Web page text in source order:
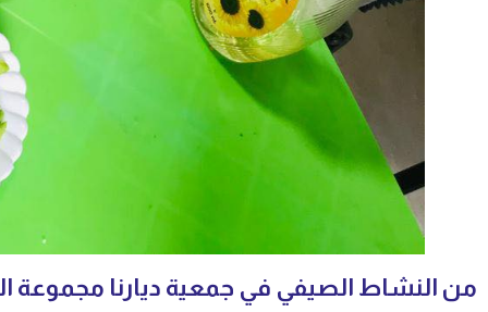
من النشاط الصيفي في جمعية ديارنا مجموعة